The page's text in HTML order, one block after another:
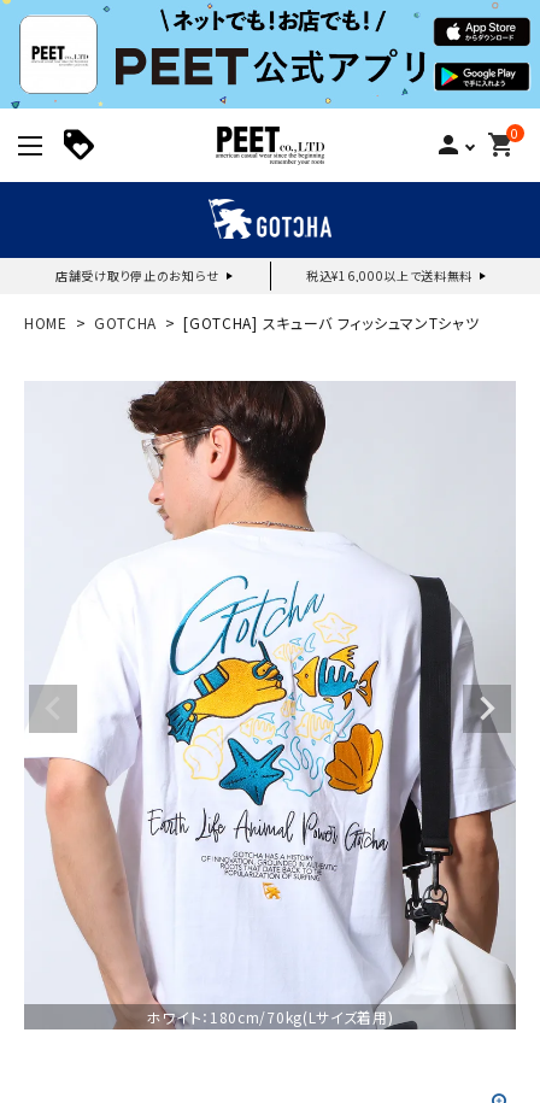
person 0
shopping_cart
店舗受け取り停止のお知らせ 税込¥16,000以上で送料無料
新規会員登録｜ログイン
ご利用ガイド
search
スタイリング
ニュース・特集
ランキング
お問い合わせ
HOME GOTCHA [GOTCHA] スキューバ フィッシュマンTシャツ
ホワイト：180cm/70kg(Lサイズ着用)